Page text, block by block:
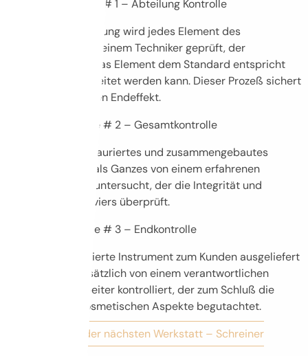
Qualitätskontrolle # 1 – Abteilung Kontrolle
Bei einer Renovierung wird jedes Element des
Instrumentes von einem Techniker geprüft, der
entscheidet, ob das Element dem Standard entspricht
und weiterverarbeitet werden kann. Dieser Prozeß sichert
den bestmöglichen Endeffekt.
Qualitätskontrolle # 2 – Gesamtkontrolle
Ein komplett restauriertes und zusammengebautes
Instrument wird als Ganzes von einem erfahrenen
Klaviertechniker untersucht, der die Integrität und
Leistung des Klaviers überprüft.
Qualitätskontrolle # 3 – Endkontrolle
Bevor das renovierte Instrument zum Kunden ausgeliefert
wird, wird es zusätzlich von einem verantwortlichen
Vertriebsmitarbeiter kontrolliert, der zum Schluß die
visuellen und kosmetischen Aspekte begutachtet.
Gehen Sie zu der nächsten Werkstatt – Schreiner